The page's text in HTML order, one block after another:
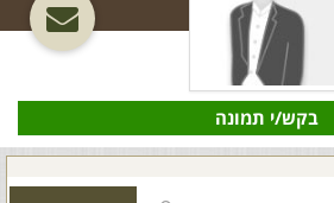
בקש/י תמונה